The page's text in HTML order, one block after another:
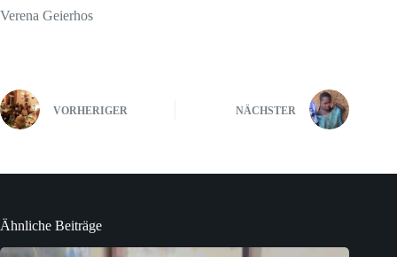
Verena Geierhos
VORHERIGER NÄCHSTER
Ähnliche Beiträge